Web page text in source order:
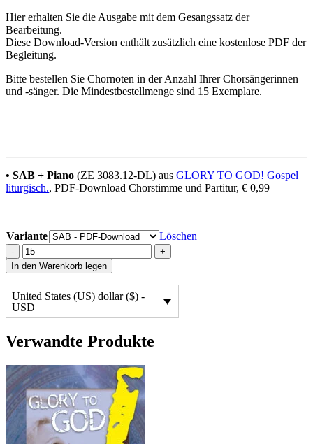
Hier erhalten Sie die Ausgabe mit dem Gesangssatz der
Bearbeitung.
Diese Download-Version enthält zusätzlich eine kostenlose PDF der
Begleitung.
Bitte bestellen Sie Chornoten in der Anzahl Ihrer Chorsängerinnen
und -sänger. Die Mindestbestellmenge sind 15 Exemplare.
• SAB + Piano (ZE 3083.12-DL) aus GLORY TO GOD! Gospel
liturgisch., PDF-Download Chorstimme und Partitur, € 0,99
Variante Löschen
-
Your
Word
Is
a
Lamp
⬇️
+
In den Warenkorb legen
United States (US) dollar ($) -
USD
Verwandte Produkte